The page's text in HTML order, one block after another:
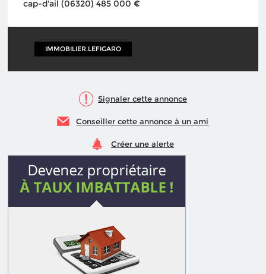
cap-d'ail (06320) 485 000 €
IMMOBILIER.LEFIGARO
Signaler cette annonce
Conseiller cette annonce à un ami
Créer une alerte